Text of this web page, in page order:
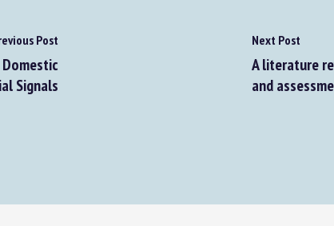
Post
Signals
Next Post
A literature
and